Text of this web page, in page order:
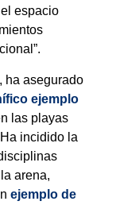
espacio
ha asegurado
ejemplo
las playas
incidido la
arena,
ejemplo de